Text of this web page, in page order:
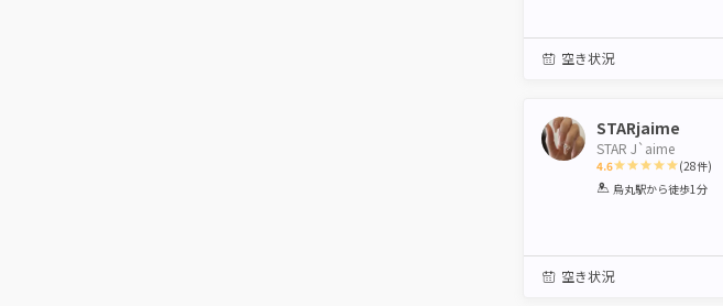
空き状況
STARjaime
STAR J`aime
4.6
1 2 3 4 5
(28件)
烏丸駅から徒歩1分
空き状況